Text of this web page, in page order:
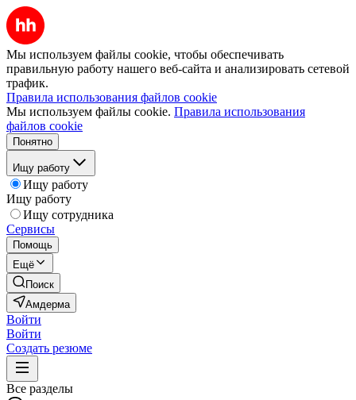
Мы используем файлы cookie, чтобы обеспечивать
правильную работу нашего веб-сайта и анализировать сетевой
трафик.
Правила использования файлов cookie
Мы используем файлы cookie. Правила использования
файлов cookie
Понятно
Ищу работу
Ищу работу
Ищу работу
Ищу сотрудника
Сервисы
Помощь
Ещё
Поиск
Амдерма
Войти
Войти
Создать резюме
Все разделы